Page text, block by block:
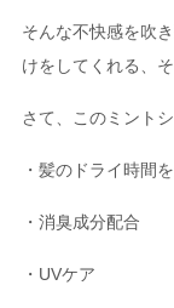
そんな不快感を吹
けをしてくれる、
さて、このミント
・髪のドライ時間
・消臭成分配合
・UVケア